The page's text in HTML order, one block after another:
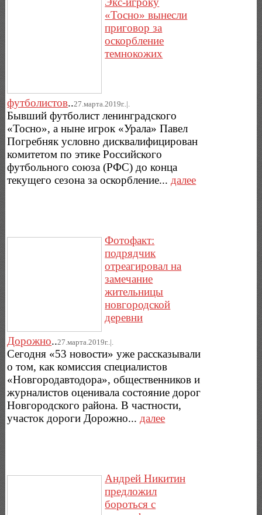
«Тосно» вынесли
приговор за
оскорбление
темнокожих
футболистов..27.марта.2019г..|.
Бывший футболист ленинградского
«Тосно», а ныне игрок «Урала» Павел
Погребняк условно дисквалифицирован
комитетом по этике Российского
футбольного союза (РФС) до конца
текущего сезона за оскорбление... далее
Фотофакт:
подрядчик
отреагировал на
замечание
жительницы
новгородской
деревни
Дорожно..27.марта.2019г..|.
Сегодня «53 новости» уже рассказывали
о том, как комиссия специалистов
«Новгородавтодора», общественников и
журналистов оценивала состояние дорог
Новгородского района. В частности,
участок дороги Дорожно... далее
Андрей Никитин
предложил
бороться с